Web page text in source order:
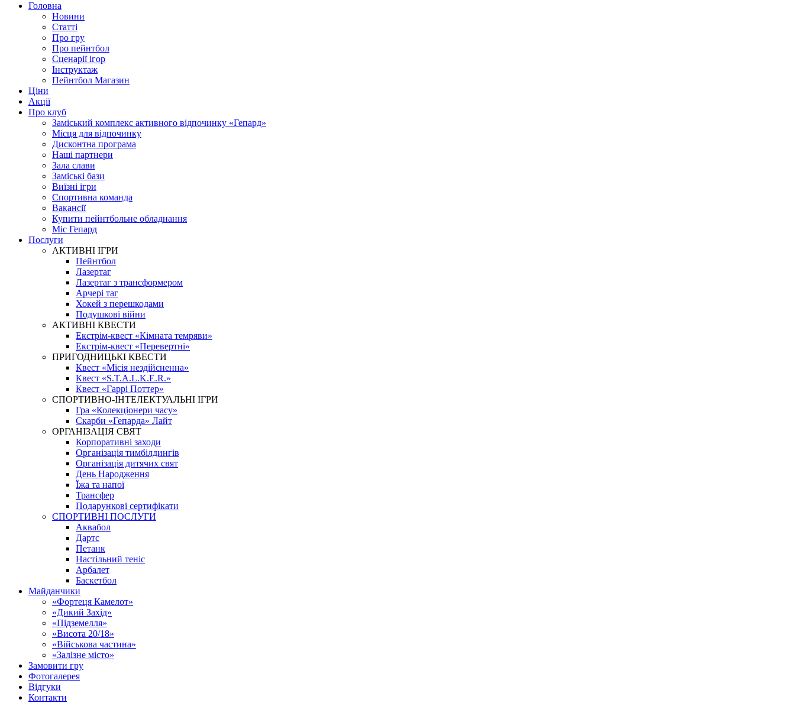
Головна
Новини
Статті
Про гру
Про пейнтбол
Сценарії ігор
Інструктаж
Пейнтбол Магазин
Ціни
Акції
Про клуб
Заміський комплекс активного відпочинку «Гепард»
Місця для відпочинку
Дисконтна програма
Наші партнери
Зала слави
Заміські бази
Виїзні ігри
Спортивна команда
Вакансії
Купити пейнтбольне обладнання
Міс Гепард
Послуги
АКТИВНІ ІГРИ
Пейнтбол
Лазертаг
Лазертаг з трансформером
Арчері таг
Хокей з перешкодами
Подушкові війни
АКТИВНІ КВЕСТИ
Екстрім-квест «Кімната темряви»
Екстрім-квест «Перевертні»
ПРИГОДНИЦЬКІ КВЕСТИ
Квест «Місія нездійсненна»
Квест «S.T.A.L.K.E.R.»
Квест «Гаррі Поттер»
СПОРТИВНО-ІНТЕЛЕКТУАЛЬНІ ІГРИ
Гра «Колекціонери часу»
Скарби «Гепарда» Лайт
ОРГАНІЗАЦІЯ СВЯТ
Корпоративні заходи
Організація тимбілдингів
Організація дитячих свят
День Народження
Їжа та напої
Трансфер
Подарункові сертифікати
СПОРТИВНІ ПОСЛУГИ
Аквабол
Дартс
Петанк
Настільний теніс
Арбалет
Баскетбол
Майданчики
«Фортеця Камелот»
«Дикий Захід»
«Підземелля»
«Висота 20/18»
«Військова частина»
«Залізне місто»
Замовити гру
Фотогалерея
Відгуки
Контакти